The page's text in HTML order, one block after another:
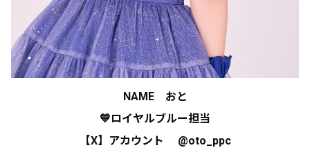
NAME おと
💙ロイヤルブルー担当
【X】アカウント
@oto_ppc